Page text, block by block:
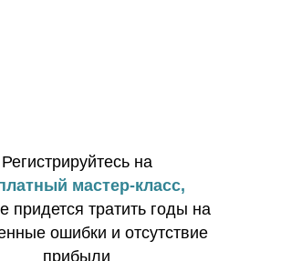
Регистрируйтесь на
мастер-класс,
придется тратить годы на
ошибки и отсутствие
прибыли